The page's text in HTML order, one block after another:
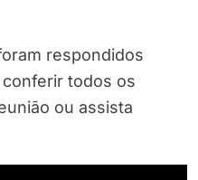
respondidos
todos os
ou assista